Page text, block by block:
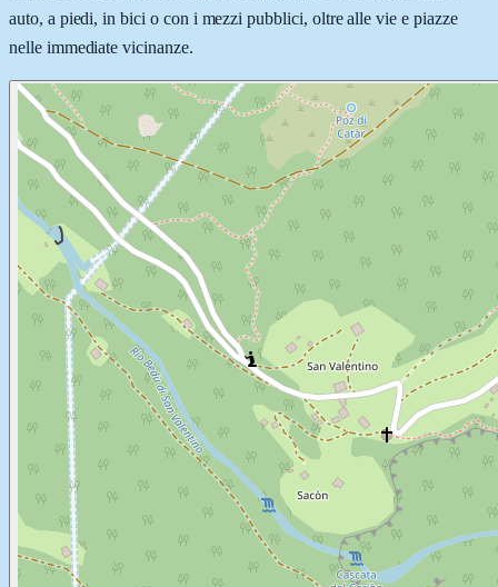
auto, a piedi, in bici o con i mezzi pubblici, oltre alle vie e piazze
nelle immediate vicinanze.